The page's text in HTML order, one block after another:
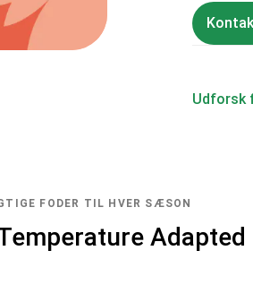
Udforsk
FODER TIL HVER SÆSON
Adapted